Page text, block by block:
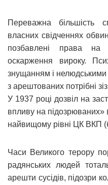
Переважна більшість
власних свідченнях
позбавлені права
оскарження вироку.
знущанням і нелюдськими
з арештованих потрібні
У 1937 році дозвіл на
впливу на підозрюваних»
найвищому рівні ЦК ВКП
Часи Великого терору
радянських людей
арешти сусідів, підозри